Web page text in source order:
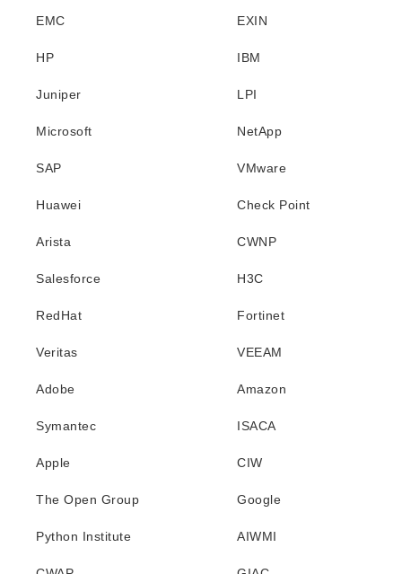
EMC EXIN
HP IBM
Juniper LPI
Microsoft NetApp
SAP VMware
Huawei Check Point
Arista CWNP
Salesforce H3C
RedHat Fortinet
Veritas VEEAM
Adobe Amazon
Symantec ISACA
Apple CIW
The Open Group Google
Python Institute AIWMI